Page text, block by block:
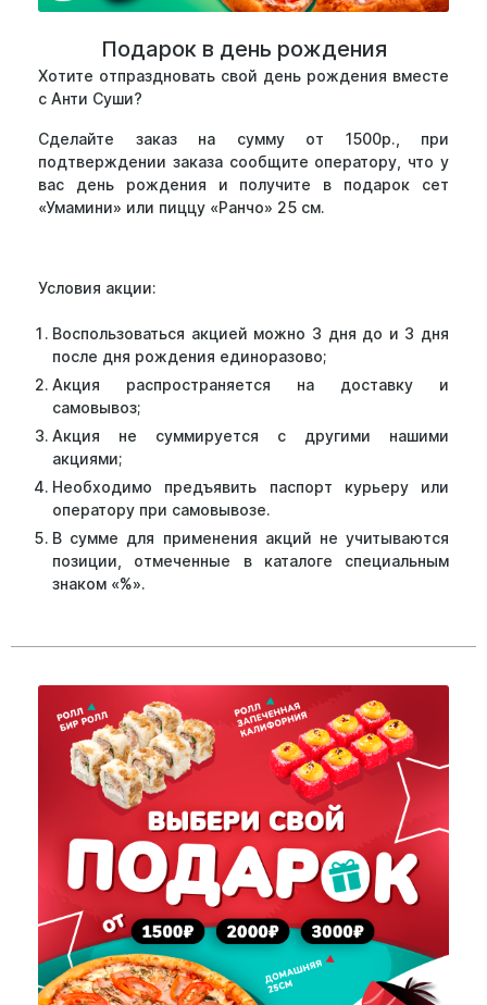
Подарок в день рождения
Хотите отпраздновать свой день рождения вместе
с Анти Суши?
Сделайте заказ на сумму от 1500р., при
подтверждении заказа сообщите оператору, что у
вас день рождения и получите в подарок сет
«Умамини» или пиццу «Ранчо» 25 см.
Условия акции:
Воспользоваться акцией можно 3 дня до и 3 дня
после дня рождения единоразово;
Акция распространяется на доставку и
самовывоз;
Акция не суммируется с другими нашими
акциями;
Необходимо предъявить паспорт курьеру или
оператору при самовывозе.
В сумме для применения акций не учитываются
позиции, отмеченные в каталоге специальным
знаком «%».